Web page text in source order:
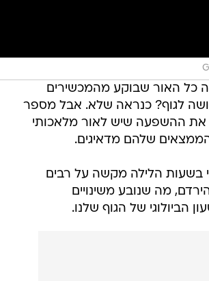
האור שבוקע מהמכשירים
לגוף? כנראה שלא. אבל מספר
את ההשפעה שיש לאור מלאכותי
שלהם מדאיגים.
בשעות הלילה מקשה על רבים
מה שנובע משינויים
הביולוגי של הגוף שלנו.